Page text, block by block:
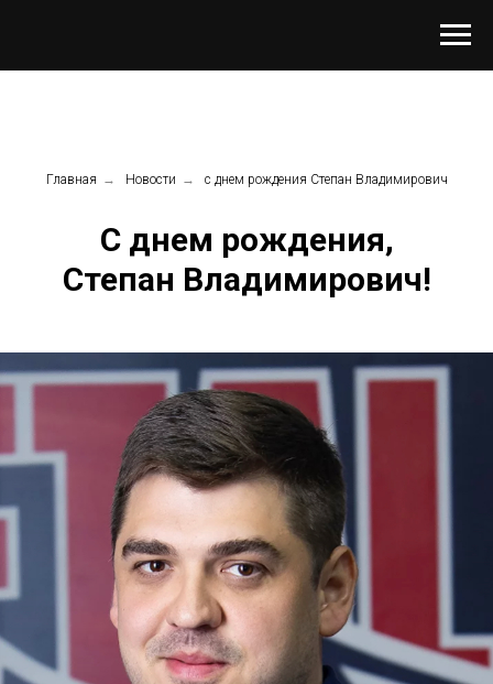
Главная → Новости → с днем рождения Степан Владимирович
С днем рождения,
Степан Владимирович!